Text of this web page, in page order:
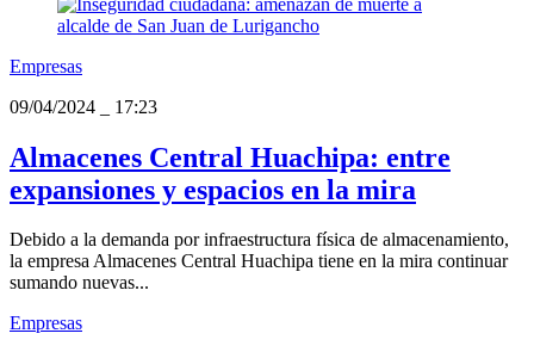
Empresas
09/04/2024
17:23
Almacenes Central Huachipa: entre
expansiones y espacios en la mira
Debido a la demanda por infraestructura física de almacenamiento,
la empresa Almacenes Central Huachipa tiene en la mira continuar
sumando nuevas...
Empresas